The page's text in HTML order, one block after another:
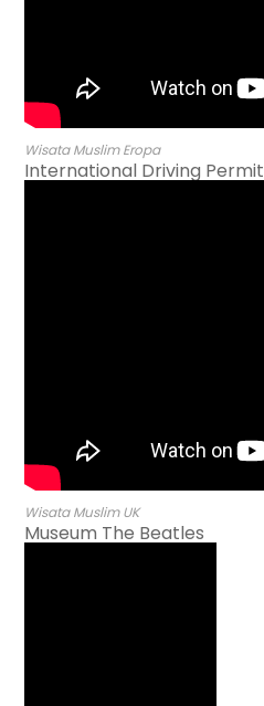
Wisata Muslim Eropa
International Driving Permit
Wisata Muslim UK
Museum The Beatles